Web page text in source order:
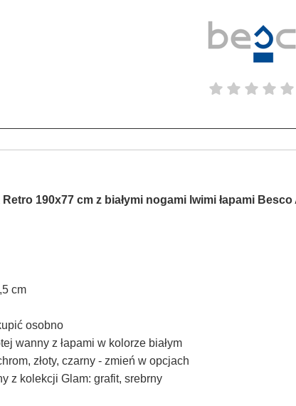
190x77 cm z białymi nogami lwimi łapami Besco
cm
osobno
wanny z łapami w kolorze białym
złoty, czarny - zmień w opcjach
z kolekcji Glam: grafit, srebrny